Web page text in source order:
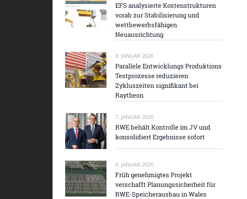
EFS analysierte Kostenstrukturen
vorab zur Stabilisierung und
wettbewerbsfähigen
Neuausrichtung
8. JANUAR 2026
Parallele Entwicklungs Produktions
Testprozesse reduzieren
Zykluszeiten signifikant bei
Raytheon
7. JANUAR 2026
RWE behält Kontrolle im JV und
konsolidiert Ergebnisse sofort
6. JANUAR 2026
Früh genehmigtes Projekt
verschafft Planungssicherheit für
RWE-Speicherausbau in Wales